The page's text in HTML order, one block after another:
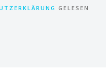
GELESEN